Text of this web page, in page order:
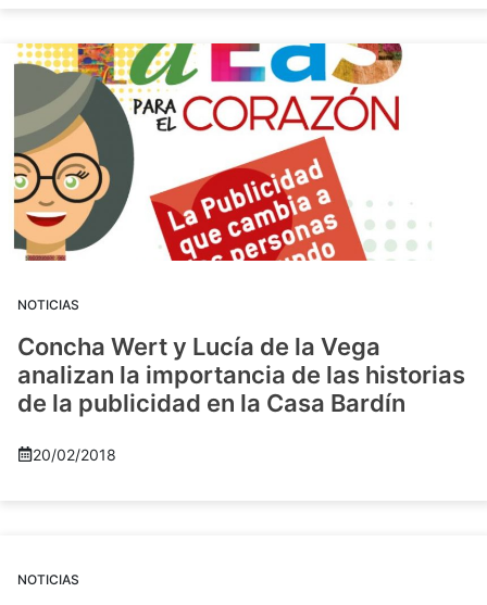
NOTICIAS
Concha Wert y Lucía de la Vega
analizan la importancia de las historias
de la publicidad en la Casa Bardín
20/02/2018
NOTICIAS